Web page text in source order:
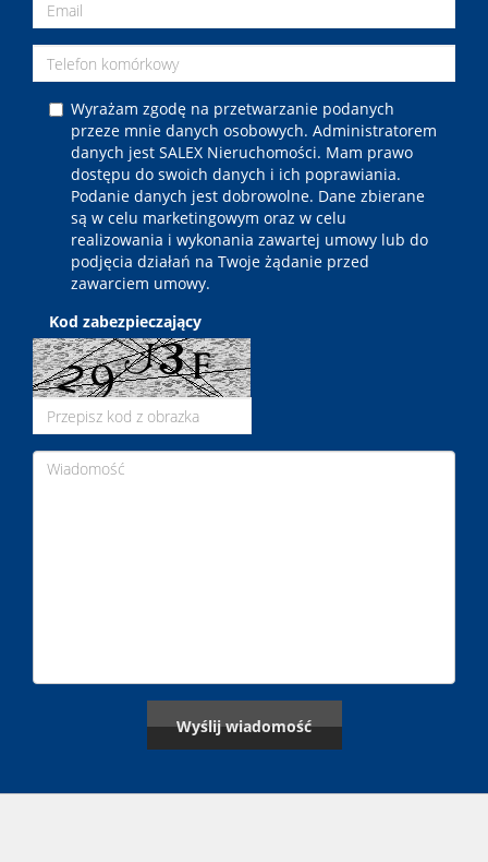
Wyrażam zgodę na przetwarzanie podanych
przeze mnie danych osobowych. Administratorem
danych jest SALEX Nieruchomości. Mam prawo
dostępu do swoich danych i ich poprawiania.
Podanie danych jest dobrowolne. Dane zbierane
są w celu marketingowym oraz w celu
realizowania i wykonania zawartej umowy lub do
podjęcia działań na Twoje żądanie przed
zawarciem umowy.
Kod zabezpieczający